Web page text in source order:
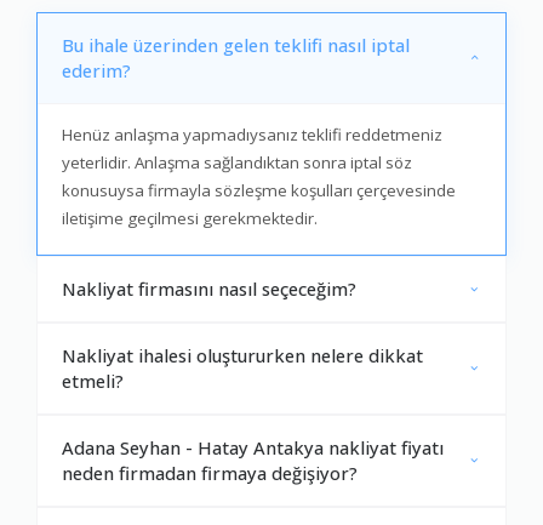
Bu ihale üzerinden gelen teklifi nasıl iptal
ederim?
Henüz anlaşma yapmadıysanız teklifi reddetmeniz
yeterlidir. Anlaşma sağlandıktan sonra iptal söz
konusuysa firmayla sözleşme koşulları çerçevesinde
iletişime geçilmesi gerekmektedir.
Nakliyat firmasını nasıl seçeceğim?
Nakliyat ihalesi oluştururken nelere dikkat
etmeli?
Adana Seyhan - Hatay Antakya nakliyat fiyatı
neden firmadan firmaya değişiyor?